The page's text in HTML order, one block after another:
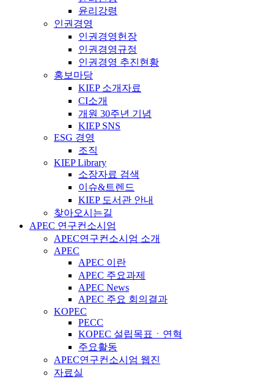
윤리강령
인권경영
인권경영헌장
인권경영규정
인권경영 추진현황
홍보마당
KIEP 소개자료
CI소개
개원 30주년 기념
KIEP SNS
ESG 경영
조직
KIEP Library
소장자료 검색
이슈&트렌드
KIEP 도서관 안내
찾아오시는길
APEC 연구컨소시엄
APEC연구컨소시엄 소개
APEC
APEC 이란
APEC 주요과제
APEC News
APEC 주요 회의결과
KOPEC
PECC
KOPEC 설립목표ㆍ연혁
주요활동
APEC연구컨소시엄 웹진
자료실